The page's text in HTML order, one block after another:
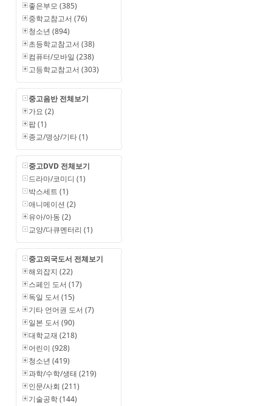
좋은부모 (385)
중학교참고서 (76)
청소년 (894)
초등학교참고서 (38)
컴퓨터/모바일 (238)
고등학교참고서 (303)
중고음반 전체보기
가요 (2)
팝 (1)
종교/명상/기타 (1)
중고DVD 전체보기
드라마/코미디 (1)
박스세트 (1)
애니메이션 (2)
유아/아동 (2)
교양/다큐멘터리 (1)
중고외국도서 전체보기
해외잡지 (22)
스페인 도서 (17)
독일 도서 (15)
기타 언어권 도서 (7)
일본 도서 (90)
대학교재 (218)
어린이 (928)
청소년 (419)
과학/수학/생태 (219)
인문/사회 (211)
기술공학 (144)